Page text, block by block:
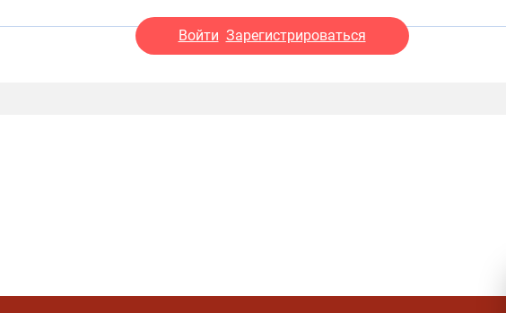
Войти Зарегистрироваться